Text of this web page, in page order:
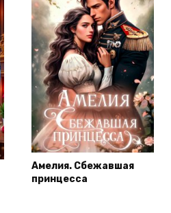
Амелия. Сбежавшая
принцесса